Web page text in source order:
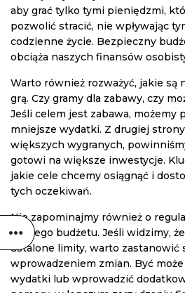
aby grać tylko tymi pieniędzmi,
pozwolić stracić, nie wpływając
codzienne życie. Bezpieczny
obciąża naszych finansów
Warto również rozważyć, jakie są
grą. Czy gramy dla zabawy, czy
Jeśli celem jest zabawa, możemy
mniejsze wydatki. Z drugiej
większych wygranych,
gotowi na większe inwestycje.
jakie cele chcemy osiągnąć i
tych oczekiwań.
Nie zapominajmy również o
swojego budżetu. Jeśli widzimy,
ustalone limity, warto zastanowić
wprowadzeniem zmian. Być
wydatki lub wprowadzić